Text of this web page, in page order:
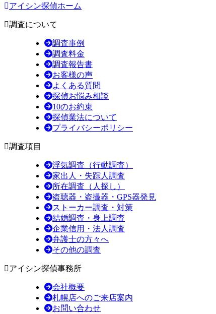
アイシン探偵ホーム
調査について
調査事例
調査料金
調査報告書
お客様の声
よくある質問
探偵お悩み相談
10のお約束
探偵業法について
プライバシーポリシー
調査項目
浮気調査（行動調査）
家出人・失踪人調査
所在調査（人探し）
盗聴器・盗撮器・GPS器発見
ストーカー調査・対策
結婚調査・身上調査
企業信用・法人調査
弁護士の方々へ
その他の調査
アイシン探偵事務所
会社概要
札幌店へのご来店案内
お問い合わせ